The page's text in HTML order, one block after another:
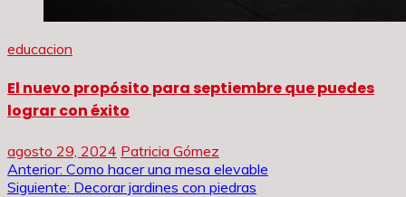
educacion
El nuevo propósito para septiembre que puedes
lograr con éxito
agosto 29, 2024 Patricia Gómez
Navegación
Anterior: Como hacer una mesa elevable
Siguiente: Decorar jardines con piedras